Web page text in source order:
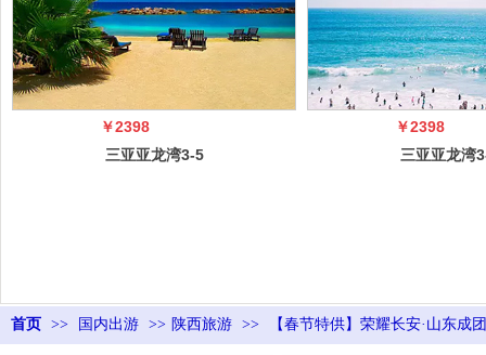
￥2398
三亚亚龙湾3-5
￥2398
三亚亚龙湾
首页 >> 国内出游 >> 陕西旅游 >> 【春节特供】荣耀长安·山东成